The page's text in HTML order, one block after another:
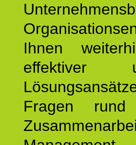
Ihnen
effektiver
Fragen